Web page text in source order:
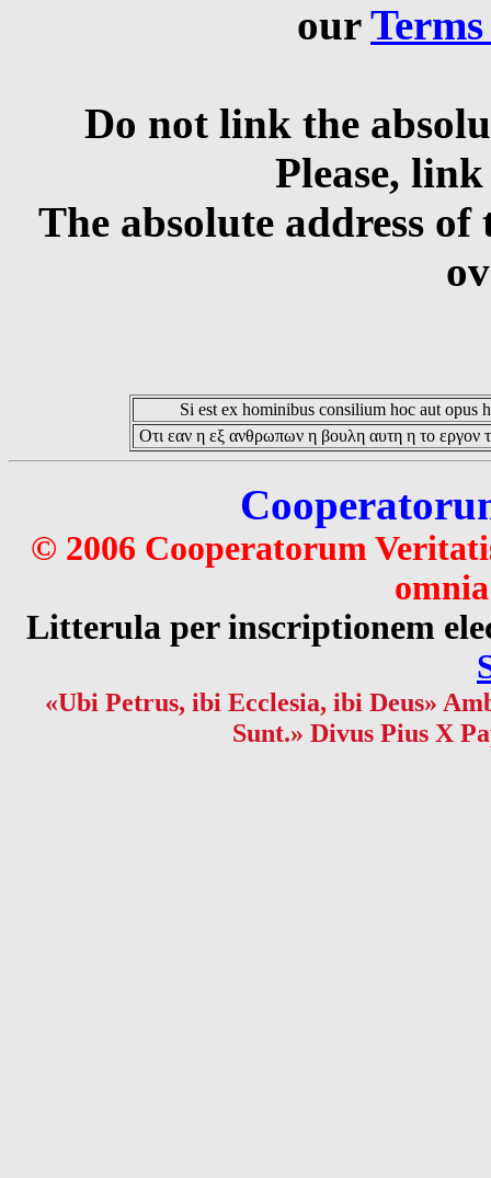
our
Do not link the
Please,
The absolute address
Si est ex hominibus consilium hoc aut opus
Οτι εαν η εξ ανθρωπων η βουλη αυτη η το εργον
© 2006 Cooperatorum
Litterula per inscriptionem
«Ubi Petrus, ibi Ecclesia, ibi Deus»
Sunt.» Divus Pius X